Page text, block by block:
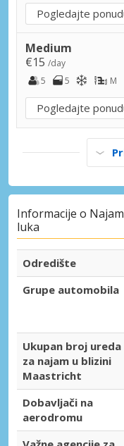
Pogledajte
Medium
€15 /day
5
5 M
Pogledajte
Informacije o
luka
Odredište
Grupe automobila
Ukupan broj ureda
za najam u blizini
Maastricht
Dobavljači na
aerodromu